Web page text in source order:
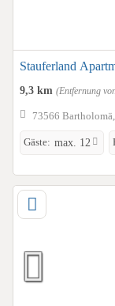
Stauferland
9,3 km (Entfernung
73566
Gäste: max. 12